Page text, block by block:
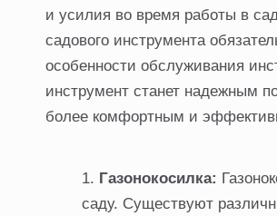
и усилия во время работы в
садового инструмента
особенности обслуживания
инструмент станет надежным
более комфортным и
Газонокосилка:
саду. Существуют